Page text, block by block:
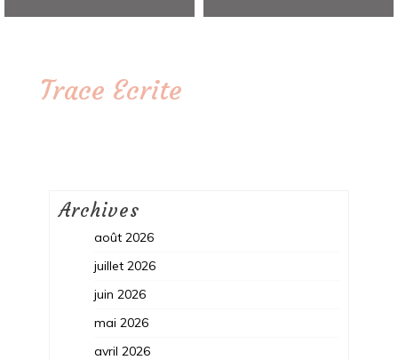
Trace Ecrite
Archives
août 2026
juillet 2026
juin 2026
mai 2026
avril 2026